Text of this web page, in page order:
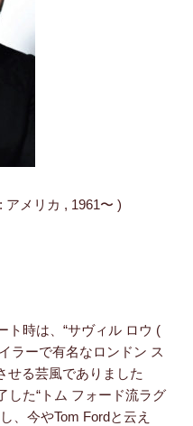
アメリカ , 1961〜 )
ト時は、“サヴィル ロウ (
ラーで有名なロンドン ス
せる芸風でありました
した“トム フォード流ラグ
、今やTom Fordと云え